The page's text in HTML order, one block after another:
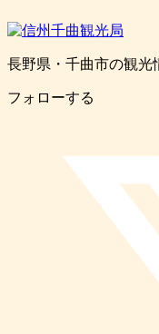
長野県・千曲市の観光
フォローする